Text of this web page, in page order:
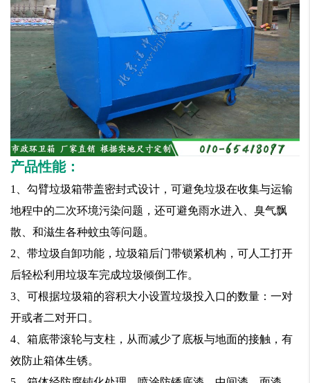
产品性能：
1
、勾臂垃圾箱带盖密封式设计，可避免垃圾在收集与运输
地程中的二次环境污染问题，还可避免雨水进入、臭气飘
散、和滋生各种蚊虫等问题。
2 、带垃圾自卸功能，垃圾箱后门带锁紧机构，可人工打开
后轻松利用垃圾车完成垃圾倾倒工作。
3、可根据垃圾箱的容积大小设置垃圾投入口的数量：一对
开或者二对开口。
4、箱底带滚轮与支柱，从而减少了底板与地面的接触，有
效防止箱体生锈。